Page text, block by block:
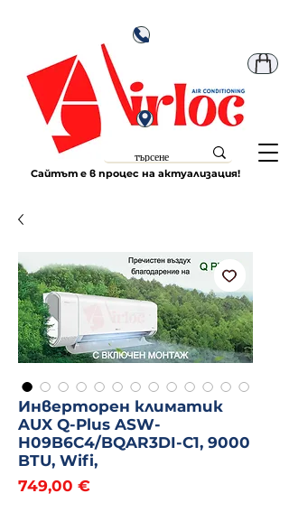
Сайтът е в процес на актуализация!
Инверторен климатик
AUX Q-Plus ASW-
H09B6C4/BQAR3DI-C1, 9000
BTU, Wifi,
749,00 €Цена